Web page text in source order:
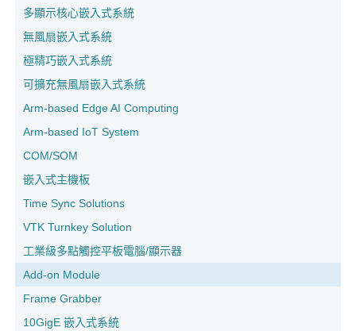
多顯示核心嵌入式系統
無風扇嵌入式系統
極精巧嵌入式系統
可擴充無風扇嵌入式系統
Arm-based Edge AI Computing
Arm-based IoT System
COM/SOM
嵌入式主機板
Time Sync Solutions
VTK Turnkey Solution
工業級多點觸控平板電腦/顯示器
Add-on Module
Frame Grabber
10GigE 嵌入式系統